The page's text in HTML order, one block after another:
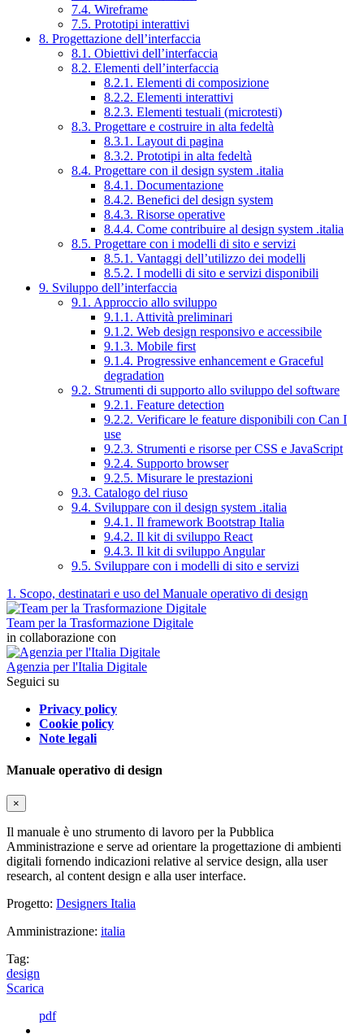
7.4. Wireframe
7.5. Prototipi interattivi
8. Progettazione dell’interfaccia
8.1. Obiettivi dell’interfaccia
8.2. Elementi dell’interfaccia
8.2.1. Elementi di composizione
8.2.2. Elementi interattivi
8.2.3. Elementi testuali (microtesti)
8.3. Progettare e costruire in alta fedeltà
8.3.1. Layout di pagina
8.3.2. Prototipi in alta fedeltà
8.4. Progettare con il design system .italia
8.4.1. Documentazione
8.4.2. Benefici del design system
8.4.3. Risorse operative
8.4.4. Come contribuire al design system .italia
8.5. Progettare con i modelli di sito e servizi
8.5.1. Vantaggi dell’utilizzo dei modelli
8.5.2. I modelli di sito e servizi disponibili
9. Sviluppo dell’interfaccia
9.1. Approccio allo sviluppo
9.1.1. Attività preliminari
9.1.2. Web design responsivo e accessibile
9.1.3. Mobile first
9.1.4. Progressive enhancement e Graceful
degradation
9.2. Strumenti di supporto allo sviluppo del software
9.2.1. Feature detection
9.2.2. Verificare le feature disponibili con Can I
use
9.2.3. Strumenti e risorse per CSS e JavaScript
9.2.4. Supporto browser
9.2.5. Misurare le prestazioni
9.3. Catalogo del riuso
9.4. Sviluppare con il design system .italia
9.4.1. Il framework Bootstrap Italia
9.4.2. Il kit di sviluppo React
9.4.3. Il kit di sviluppo Angular
9.5. Sviluppare con i modelli di sito e servizi
1. Scopo, destinatari e uso del Manuale operativo di design
Team per la Trasformazione Digitale
in collaborazione con
Agenzia per l'Italia Digitale
Seguici su
Privacy policy
Cookie policy
Note legali
Manuale operativo di design
×
Il manuale è uno strumento di lavoro per la Pubblica
Amministrazione e serve ad orientare la progettazione di ambienti
digitali fornendo indicazioni relative al service design, alla user
research, al content design e alla user interface.
Progetto: Designers Italia
Amministrazione: italia
Tag:
design
Scarica
pdf